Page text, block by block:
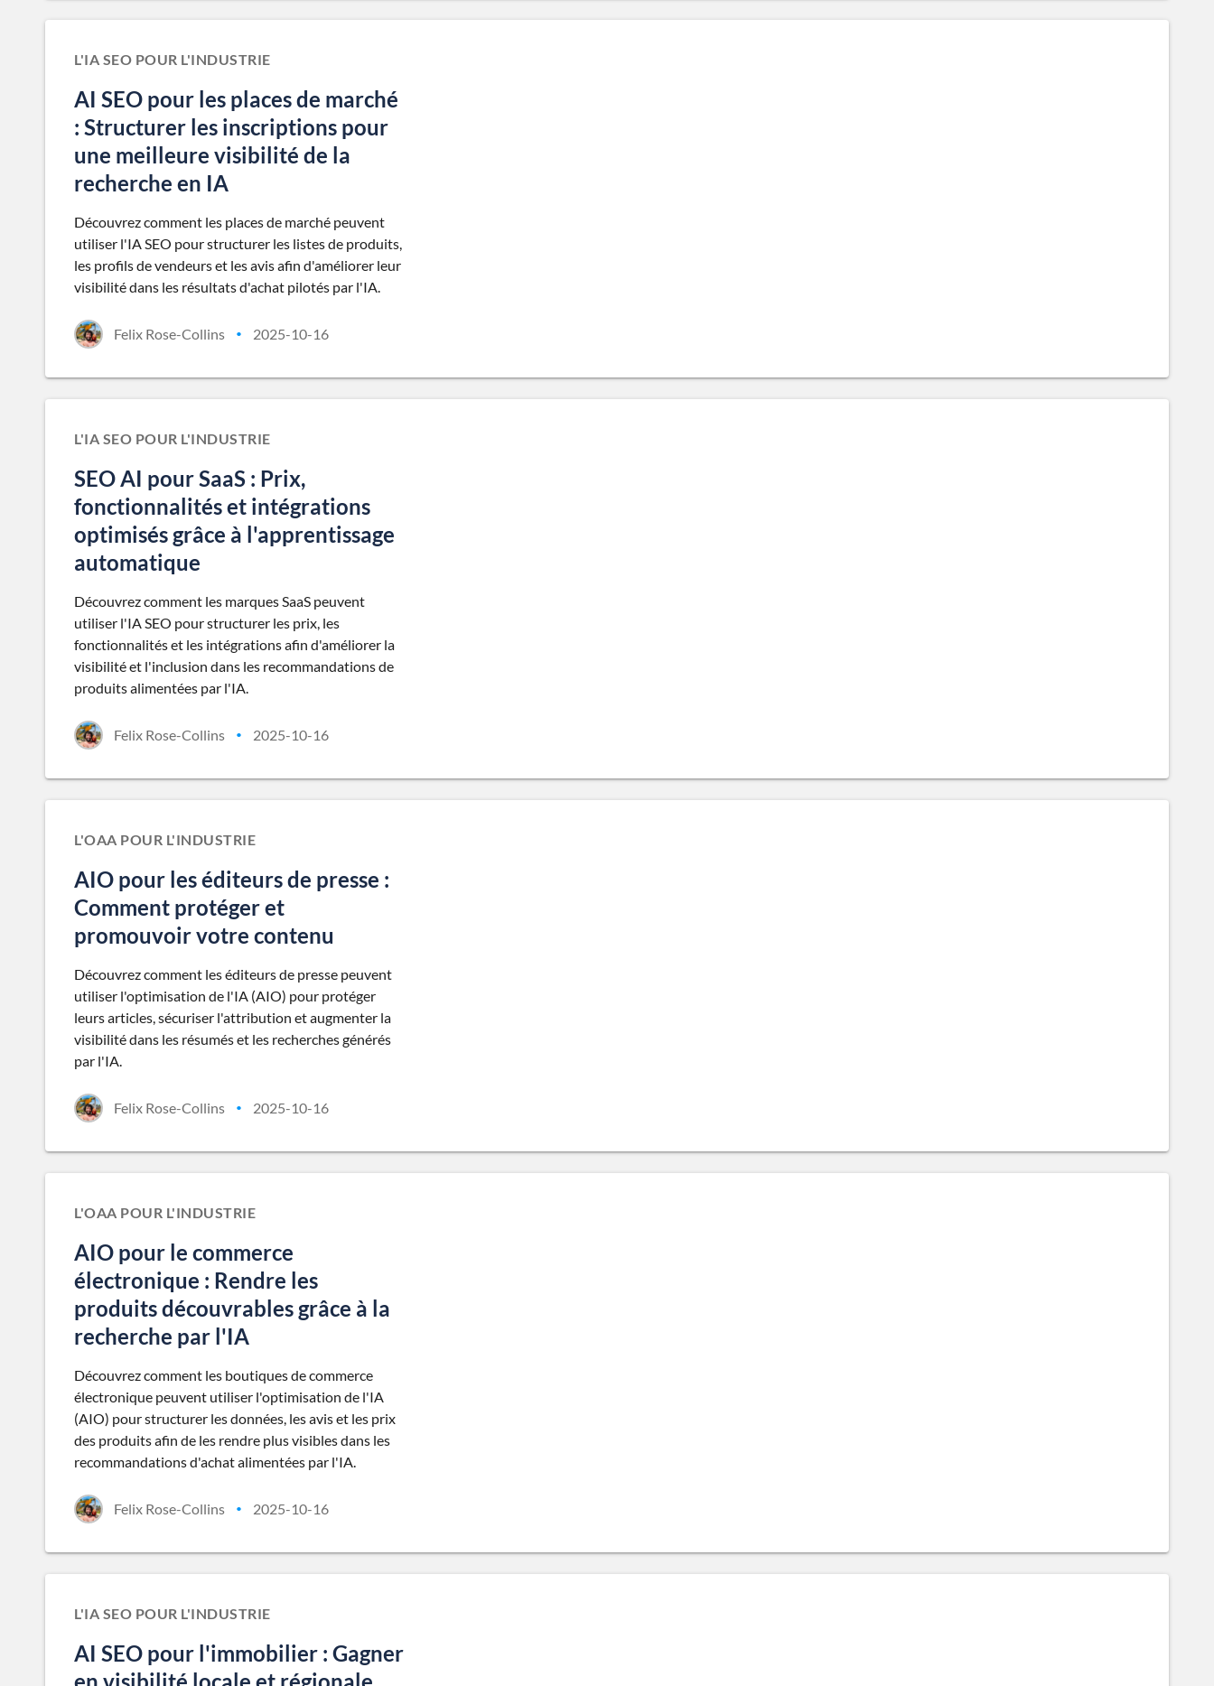
L'IA SEO POUR L'INDUSTRIE
AI SEO pour les places de marché
: Structurer les inscriptions pour
une meilleure visibilité de la
recherche en IA
Découvrez comment les places de marché peuvent
utiliser l'IA SEO pour structurer les listes de produits,
les profils de vendeurs et les avis afin d'améliorer leur
visibilité dans les résultats d'achat pilotés par l'IA.
Felix Rose-Collins • 2025-10-16
L'IA SEO POUR L'INDUSTRIE
SEO AI pour SaaS : Prix,
fonctionnalités et intégrations
optimisés grâce à l'apprentissage
automatique
Découvrez comment les marques SaaS peuvent
utiliser l'IA SEO pour structurer les prix, les
fonctionnalités et les intégrations afin d'améliorer la
visibilité et l'inclusion dans les recommandations de
produits alimentées par l'IA.
Felix Rose-Collins • 2025-10-16
L'OAA POUR L'INDUSTRIE
AIO pour les éditeurs de presse :
Comment protéger et
promouvoir votre contenu
Découvrez comment les éditeurs de presse peuvent
utiliser l'optimisation de l'IA (AIO) pour protéger
leurs articles, sécuriser l'attribution et augmenter la
visibilité dans les résumés et les recherches générés
par l'IA.
Felix Rose-Collins • 2025-10-16
L'OAA POUR L'INDUSTRIE
AIO pour le commerce
électronique : Rendre les
produits découvrables grâce à la
recherche par l'IA
Découvrez comment les boutiques de commerce
électronique peuvent utiliser l'optimisation de l'IA
(AIO) pour structurer les données, les avis et les prix
des produits afin de les rendre plus visibles dans les
recommandations d'achat alimentées par l'IA.
Felix Rose-Collins • 2025-10-16
L'IA SEO POUR L'INDUSTRIE
AI SEO pour l'immobilier : Gagner